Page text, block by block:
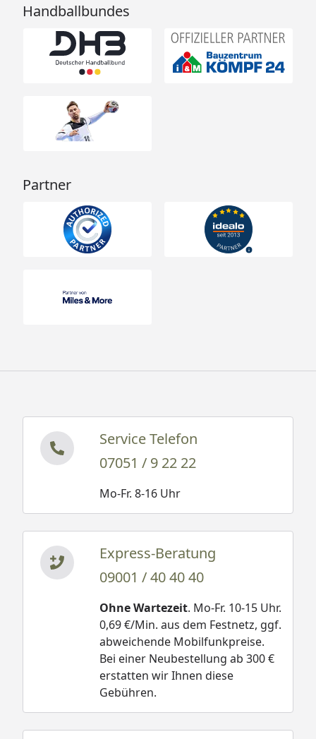
Handballbundes
Partner
Service Telefon
07051 / 9 22 22
Mo-Fr. 8-16 Uhr
Express-Beratung
09001 / 40 40 40
Ohne Wartezeit. Mo-Fr. 10-15 Uhr.
0,69 €/Min. aus dem Festnetz, ggf.
abweichende Mobilfunkpreise.
Bei einer Neubestellung ab 300 €
erstatten wir Ihnen diese
Gebühren.